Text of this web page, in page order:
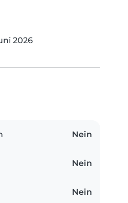
2026
Nein
Nein
Nein